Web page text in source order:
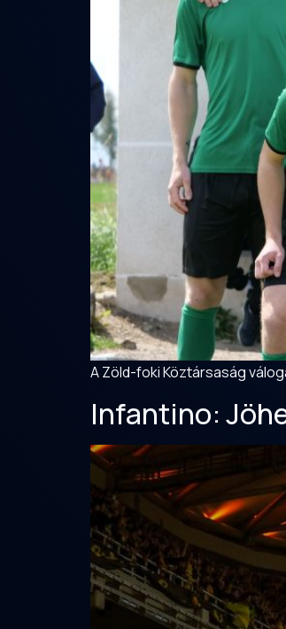
A Zöld-foki Köztársaság
Infantino: